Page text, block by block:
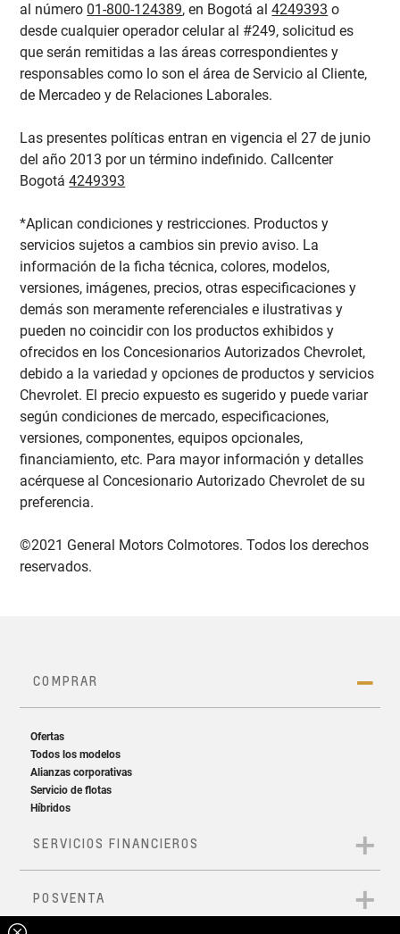
al número 01-800-124389, en Bogotá al4249393 o
desde cualquier operador celular al #249, solicitud es
que serán remitidas a las áreas correspondientes y
responsables como lo son el área de Servicio al Cliente,
de Mercadeo y de Relaciones Laborales.
Las presentes políticas entran en vigencia el 27 de junio
del año 2013 por un término indefinido. Callcenter
Bogotá4249393
*Aplican condiciones y restricciones. Productos y
servicios sujetos a cambios sin previo aviso. La
información de la ficha técnica, colores, modelos,
versiones, imágenes, precios, otras especificaciones y
demás son meramente referenciales e ilustrativas y
pueden no coincidir con los productos exhibidos y
ofrecidos en los Concesionarios Autorizados Chevrolet,
debido a la variedad y opciones de productos y servicios
Chevrolet. El precio expuesto es sugerido y puede variar
según condiciones de mercado, especificaciones,
versiones, componentes, equipos opcionales,
financiamiento, etc. Para mayor información y detalles
acérquese al Concesionario Autorizado Chevrolet de su
preferencia.
©2021 General Motors Colmotores. Todos los derechos
reservados.